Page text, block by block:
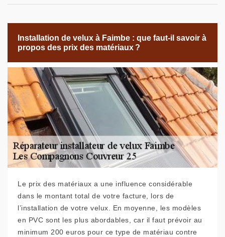
Installation de velux à Faimbe : que faut-il savoir à
propos des prix des matériaux ?
Le prix des matériaux a une influence considérable
dans le montant total de votre facture, lors de
l’installation de votre velux. En moyenne, les modèles
en PVC sont les plus abordables, car il faut prévoir au
minimum 200 euros pour ce type de matériau contre